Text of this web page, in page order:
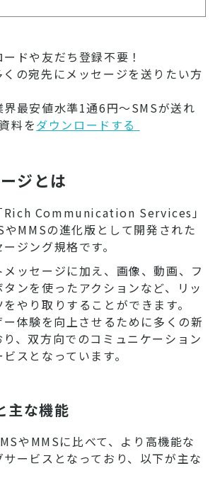
ドや友だち登録不要！
くの宛先にメッセージを送りたい方
界最安値水準1通6円～SMSが送れ
料をダウンロードする ​​​​​​​
ジとは
Rich Communication Services」
やMMSの進化版として開発された
ジング規格です。
ッセージに加え、画像、動画、フ
ンを使ったアクションなど、リッ
やり取りすることができます。
ー体験を向上させるために多くの新
、双方向でのコミュニケーション
スとなっています。
主な機能
やMMSに比べて、より高機能な
ービスとなっており、以下が主な